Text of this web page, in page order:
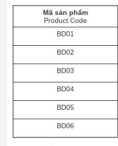
Mã sản phẩm
Product Code
BD01
BD02
BD03
BD04
BD05
BD06